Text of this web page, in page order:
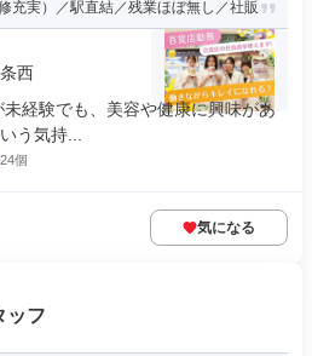
充実）／駅直結／残業ほぼ無し／社販
西
経験でも、美容や健康に興味があ
う気持...
個
気になる
ッフ